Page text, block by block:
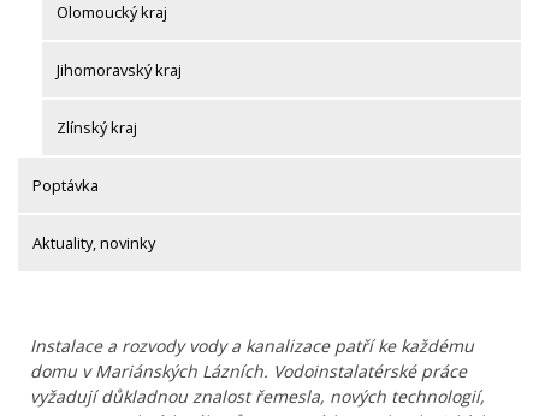
Olomoucký kraj
Jihomoravský kraj
Zlínský kraj
Poptávka
Aktuality, novinky
Instalace a rozvody vody a kanalizace patří ke každému
domu v Mariánských Lázních. Vodoinstalatérské práce
vyžadují důkladnou znalost řemesla, nových technologií,